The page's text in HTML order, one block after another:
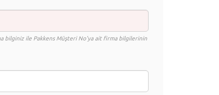
bilginiz ile Pakkens Müşteri No'ya ait firma bilgilerinin